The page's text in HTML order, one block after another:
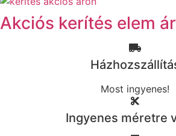
Akciós kerítés elem
Most ingyenes!
Ingyenes méretre